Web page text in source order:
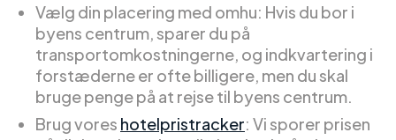
Vælg din placering med omhu: Hvis du bor i
byens centrum, sparer du på
transportomkostningerne, og indkvartering i
forstæderne er ofte billigere, men du skal
bruge penge på at rejse til byens centrum.
Brug vores hotelpristracker: Vi sporer prisen